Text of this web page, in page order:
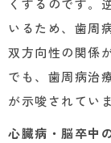
くするのです。
いるため、歯周
双方向性の関係
でも、歯周病治
が示唆されてい
心臓病・脳卒中